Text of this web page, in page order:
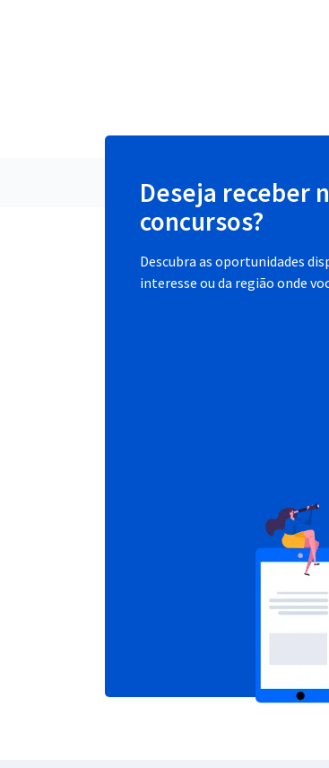
Deseja receber
concursos?
Descubra as oportunidades
interesse ou da região onde